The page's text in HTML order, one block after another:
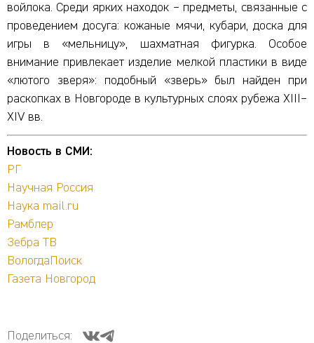
войлока. Среди ярких находок – предметы, связанные с
проведением досуга: кожаные мячи, кубари, доска для
игры в «мельницу», шахматная фигурка. Особое
внимание привлекает изделие мелкой пластики в виде
«лютого зверя»: подобный «зверь» был найден при
раскопках в Новгороде в культурных слоях рубежа XIII–
XIV вв.
Новость в СМИ:
РГ
Научная Россия
Наука mail.ru
Рамблер
Зебра ТВ
ВологдаПоиск
Газета Новгород
Поделиться: